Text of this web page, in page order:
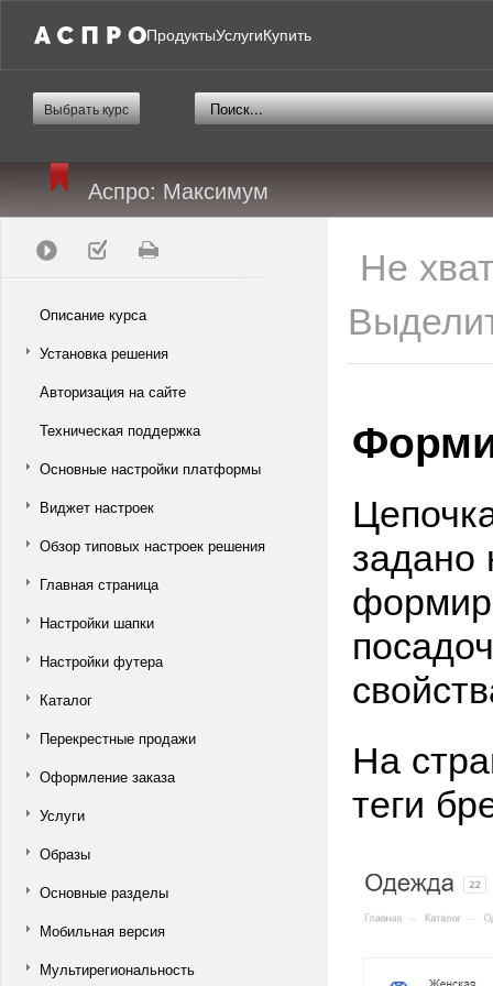
ПродуктыУслугиКупить
Выбрать курс
Аспро: Максимум
Описание курса
Установка решения
Авторизация на сайте
Техническая поддержка
Основные настройки платформы
Виджет настроек
Обзор типовых настроек решения
Главная страница
Настройки шапки
Настройки футера
Каталог
Перекрестные продажи
Оформление заказа
Услуги
Образы
Основные разделы
Мобильная версия
Мультирегиональность
Не
задано
На
теги